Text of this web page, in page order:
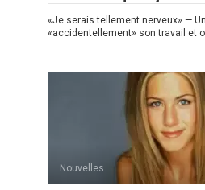
«Je serais tellement nerveux» —
«accidentellement» son travail et
Nouvelles